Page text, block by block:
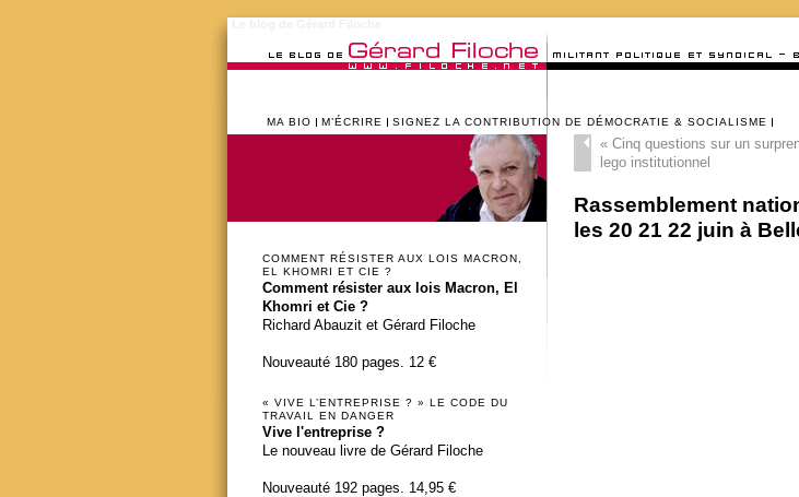
MA BIO M’ÉCRIRE SIGNEZ LA CONTRIBUTION DE DÉMOCRATIE & SOCIALISME
«Cinq questions sur un
lego institutionnel
Rassemblement
les 20 21 22 juin à
COMMENT RÉSISTER AUX LOIS MACRON,
EL KHOMRI ET CIE ?
Comment résister aux lois Macron, El
Khomri et Cie ?
Richard Abauzit et Gérard Filoche
Nouveauté 180 pages. 12 €
« VIVE L’ENTREPRISE ? » LE CODE DU
TRAVAIL EN DANGER
Vive l'entreprise ?
Le nouveau livre de Gérard Filoche
Nouveauté 192 pages. 14,95 €